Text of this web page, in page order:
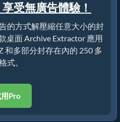
受無廣告體驗！
的方式解壓縮任意大小的封
桌面 Archive Extractor 應用
和多部分封存在內的 250 多
式。
Pro